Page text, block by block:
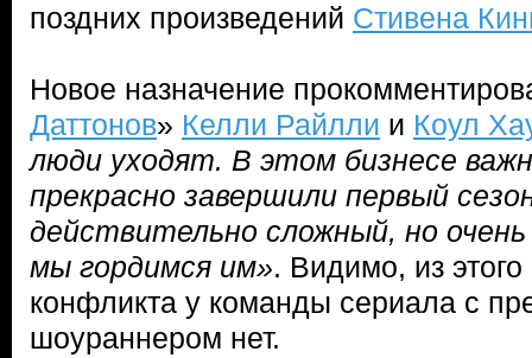
поздних произведений Стивена
Новое назначение
Даттонов» Келли Райлли и Коул
люди уходят. В этом бизнесе
прекрасно завершили первый
действительно сложный, но
мы гордимся им». Видимо, из этого
конфликта у команды сериала с
шоураннером нет.